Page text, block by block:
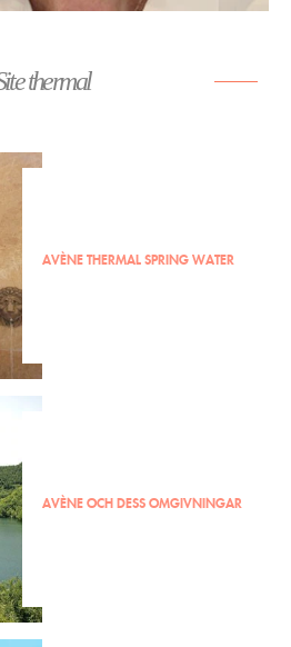
thermal
AVÈNE THERMAL SPRING WATER
AVÈNE OCH DESS OMGIVNINGAR